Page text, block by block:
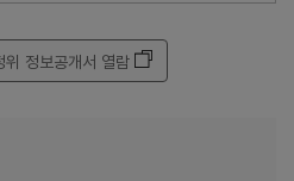
위 정보공개서 열람